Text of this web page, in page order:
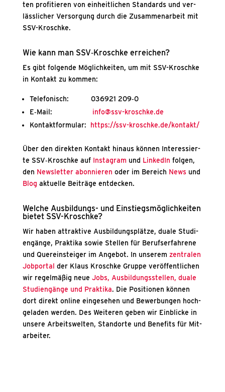
ten pro­fi­tie­ren von ein­heit­li­chen Stan­dards und ver­
läss­li­cher Ver­sor­gung durch die Zusam­men­ar­beit mit
SSV-Krosch­ke.
Wie kann man SSV‑Kroschke errei­chen?
Es gibt fol­gen­de Mög­lich­kei­ten, um mit SSV-Krosch­ke
in Kon­takt zu kom­men:
Tele­fo­nisch: 036921 209‑0
E‑Mail: info@ssv-kroschke.de
Kon­takt­for­mu­lar: https://ssv-kroschke.de/kontakt/
Über den direk­ten Kon­takt hin­aus kön­nen Inter­es­sier­
te SSV‑Kroschke auf Insta­gram und Lin­ke­dIn fol­gen,
den News­let­ter abon­nie­ren oder im Bereich Newsund
Blog aktu­el­le Bei­trä­ge ent­de­cken.
Wel­che Aus­bil­dungs- und Ein­stiegs­mög­lich­kei­ten
bie­tet SSV-Krosch­ke?
Wir haben attrak­ti­ve Aus­bil­dungs­plät­ze, dua­le Stu­di­
en­gän­ge, Prak­ti­ka sowie Stel­len für Berufs­er­fah­re­ne
und Quer­ein­stei­ger im Ange­bot. In unse­rem zen­tra­len
Job­por­tal der Klaus Krosch­ke Grup­pe ver­öf­fent­li­chen
wir regel­mä­ßig neue Jobs, Aus­bil­dungs­stel­len, dua­le
Stu­di­en­gän­ge und Prak­ti­ka. Die Posi­tio­nen kön­nen
dort direkt online ein­ge­se­hen und Bewer­bun­gen hoch­
ge­la­den wer­den. Des Wei­te­ren geben wir Ein­bli­cke in
unse­re Arbeits­wel­ten, Stand­or­te und Bene­fits für Mit­
ar­bei­ter.